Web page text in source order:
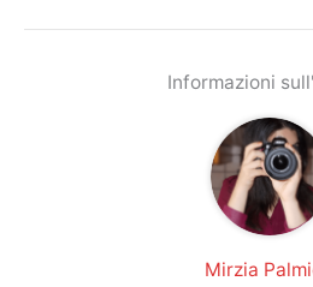
Informazioni
Mirzia